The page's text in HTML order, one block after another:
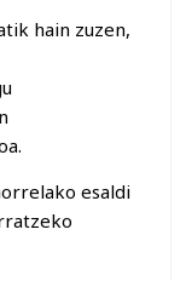
hain zuzen,
esaldi